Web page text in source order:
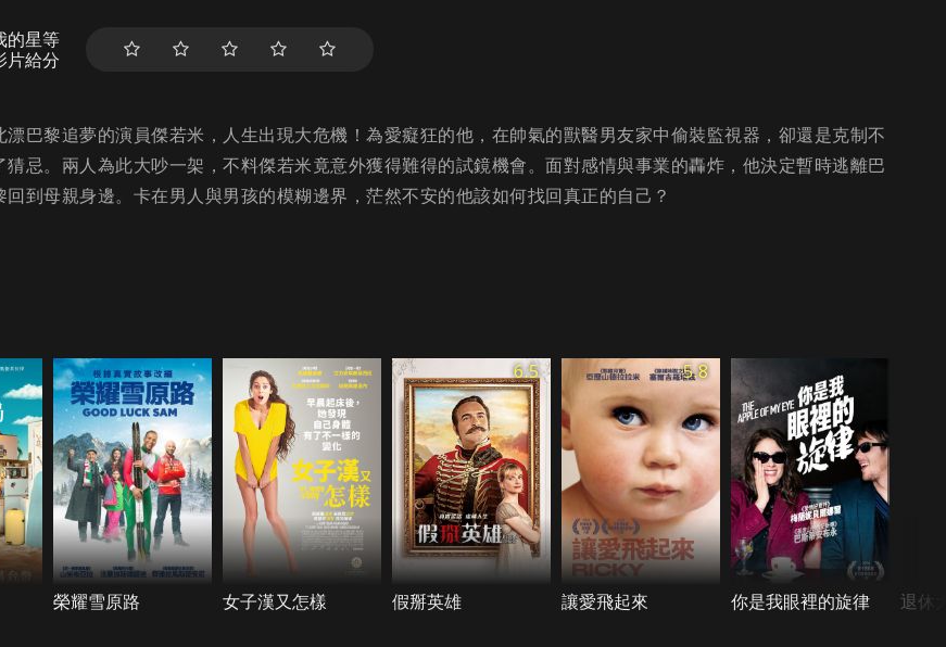
的星等
片給分
漂巴黎追夢的演員傑若米，人生出現大危機！為愛癡狂的他，在帥氣的獸醫男友家中偷裝監視器，卻還是克制不
猜忌。兩人為此大吵一架，不料傑若米竟意外獲得難得的試鏡機會。面對感情與事業的轟炸，他決定暫時逃離巴
回到母親身邊。卡在男人與男孩的模糊邊界，茫然不安的他該如何找回真正的自己？
榮耀雪原路 女子漢又怎樣
6.5
假掰英雄
5.8
讓愛飛起來 你是我眼裡的旋律 退休